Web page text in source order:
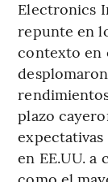
Electronics
repunte en
contexto en
plazo
expectativas
en EE.UU. a